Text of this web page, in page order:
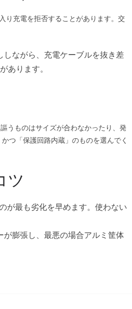
り充電を拒否することがあります。交
ながら、充電ケーブルを抜き差
あります。
うものはサイズが合わなかったり、発
つ「保護回路内蔵」のものを選んでく
ツ
が最も劣化を早めます。使わない
膨張し、最悪の場合アルミ筐体